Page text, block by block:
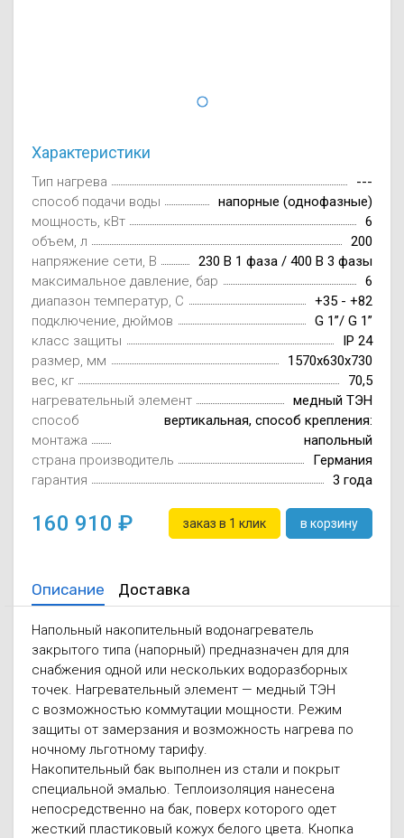
Характеристики
Тип нагрева
---
способ подачи воды
напорные (однофазные)
мощность, кВт
6
объем, л
200
напряжение сети, В
230 В 1 фаза / 400 В 3 фазы
максимальное давление, бар
6
диапазон температур, С
+35 - +82
подключение, дюймов
G 1”/ G 1”
класс защиты
IP 24
размер, мм
1570x630x730
вес, кг
70,5
нагревательный элемент
медный ТЭН
способ
монтажа
вертикальная, способ крепления:
напольный
страна производитель
Германия
гарантия
3 года
160 910 заказ в 1 клик в корзину
Описание Доставка
Напольный накопительный водонагреватель
закрытого типа (напорный) предназначен для для
снабжения одной или нескольких водоразборных
точек. Нагревательный элемент — медный ТЭН
с возможностью коммутации мощности. Режим
защиты от замерзания и возможность нагрева по
ночному льготному тарифу.
Накопительный бак выполнен из стали и покрыт
специальной эмалью. Теплоизоляция нанесена
непосредственно на бак, поверх которого одет
жесткий пластиковый кожух белого цвета. Кнопка